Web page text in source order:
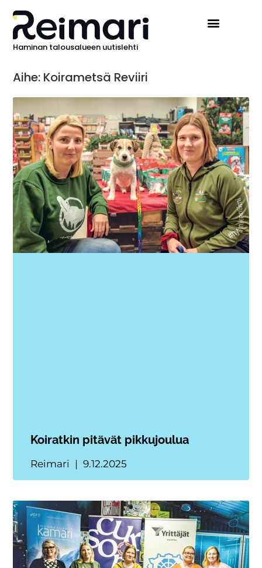
Haminan talousalueen uutislehti
Aihe: Koirametsä Reviiri
Koiratkin pitävät pikkujoulua
Reimari 9.12.2025